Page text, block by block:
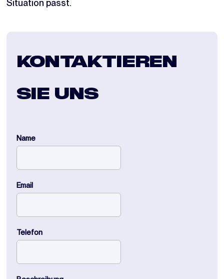
Situation passt.
KONTAKTIEREN
SIE UNS
Name
Email
Telefon